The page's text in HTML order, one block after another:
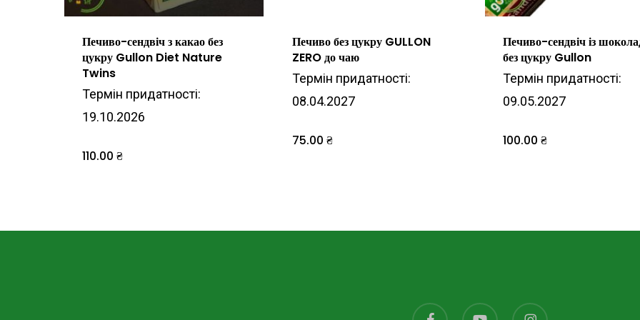
Печиво-сендвіч з какао без
цукру Gullon Diet Nature
Twins
Термін придатності:
19.10.2026
110.00 ₴
Печиво без цукру GULLON
ZERO до чаю
Термін придатності:
08.04.2027
75.00₴
Печиво-сендвіч із
без цукру Gullon
Термін придатності:
09.05.2027
100.00 ₴
facebook youtube instagram